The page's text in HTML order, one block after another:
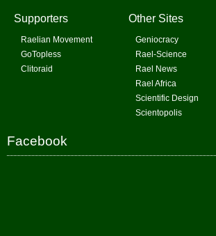
Supporters
Raelian Movement
GoTopless
Clitoraid
Other Sites
Geniocracy
Rael-Science
Rael News
Rael Africa
Scientific Design
Scientopolis
Facebook